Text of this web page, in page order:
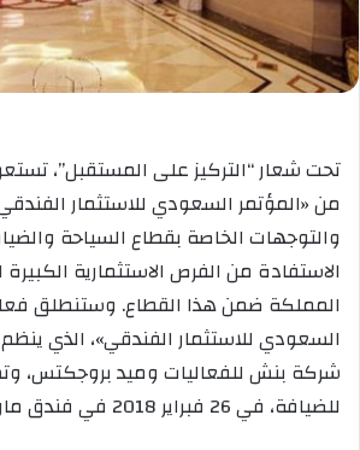
تحت شعار “التركيز على المستقبل”،
والتوجهات الخاصة بقطاع السياحة
الاستفادة من الفرص الاستثمارية
المملكة ضمن هذا القطاع. وستنطلق
السعودي للاستثمار الفندقي»، الذي
شركة بنش للفعاليات وميد بروجكتس،
للضيافة، في 26 فبراير 2018 في فندق ماريوت الرياض.